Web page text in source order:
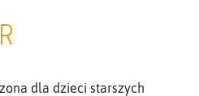
dla dzieci starszych